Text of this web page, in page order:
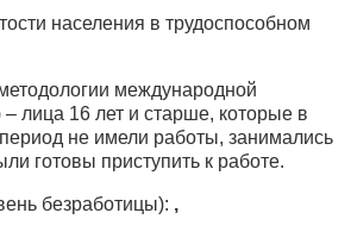
населения в трудоспособном
международной
– лица 16 лет и старше, которые в
не имели работы, занимались
готовы приступить к работе.
безработицы): ,